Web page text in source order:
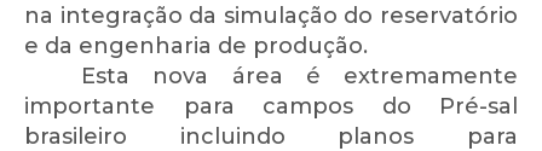
na integração da simulação do reservatório
e da engenharia de produção.
Esta nova área é extremamente
importante para campos do Pré-sal
brasileiro incluindo planos para